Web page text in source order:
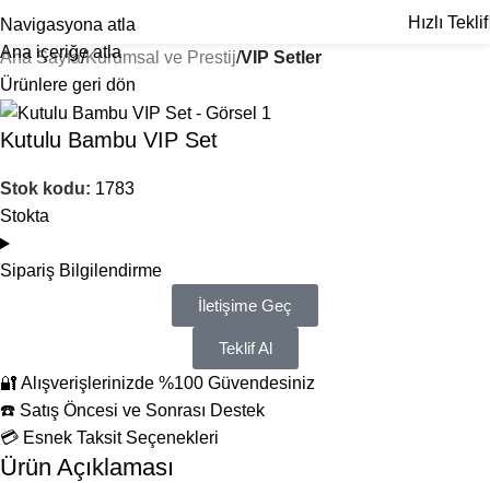
Navigasyona atla
Ana içeriğe atla
Hızlı Teklif
Ana Sayfa Kurumsal ve Prestij VIP Setler
Ürünlere geri dön
Kutulu Bambu VIP Set
Stok kodu: 1783
Stokta
Sipariş Bilgilendirme
İletişime Geç
Teklif Al
🔐 Alışverişlerinizde %100 Güvendesiniz
☎️ Satış Öncesi ve Sonrası Destek
💳 Esnek Taksit Seçenekleri
Ürün Açıklaması